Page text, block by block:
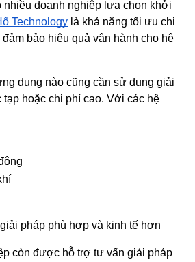
nhiều doanh nghiệp lựa chọn khởi
Technology là khả năng tối ưu chi
bảo hiệu quả vận hành cho hệ
dụng nào cũng cần sử dụng giải
hoặc chi phí cao. Với các hệ
pháp phù hợp và kinh tế hơn
còn được hỗ trợ tư vấn giải pháp